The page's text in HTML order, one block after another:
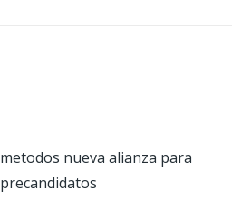
metodos nueva alianza para
precandidatos